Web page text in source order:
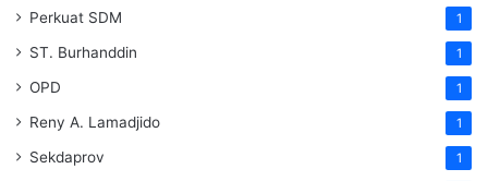
Perkuat SDM 1
ST. Burhanddin 1
OPD 1
Reny A. Lamadjido 1
Sekdaprov 1